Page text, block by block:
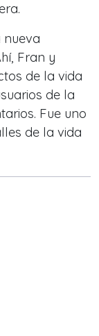
nueva
Fran y
de la vida
de la
Fue uno
de la vida